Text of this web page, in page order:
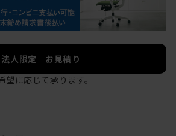
法人限定 お見積り
望に応じて承ります。